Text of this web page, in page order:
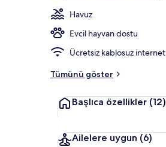
Havuz
Evcil hayvan dostu
Ücretsiz kablosuz internet
Tümünü göster
Başlıca özellikler (12)
Ailelere uygun (6)